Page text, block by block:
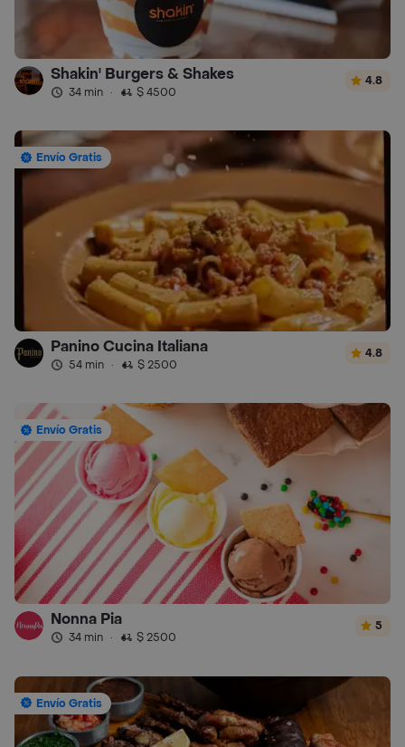
Shakin' Burgers & Shakes
34 min · $ 4500
4.8
Envío Gratis
Panino Cucina Italiana
54 min · $ 2500
4.8
Envío Gratis
Nonna Pia
34 min · $ 2500
5
Envío Gratis